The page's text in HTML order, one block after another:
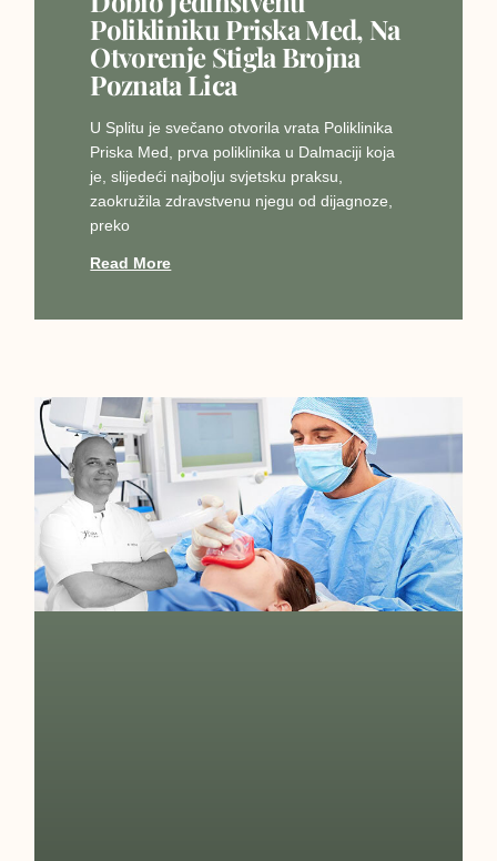
Polikliniku Priska Med, Na
Otvorenje Stigla Brojna
Poznata Lica
U Splitu je svečano otvorila vrata Poliklinika
Priska Med, prva poliklinika u Dalmaciji koja
je, slijedeći najbolju svjetsku praksu,
zaokružila zdravstvenu njegu od dijagnoze,
preko
Read More